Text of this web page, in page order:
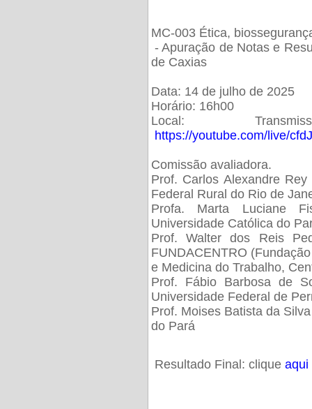
MC-003 Ética,
- Apuração de Notas e
de Caxias
Data: 14 de julho de 2025
Horário: 16h00
Local:
https://youtube.com/live/
Comissão avaliadora.
Prof. Carlos Alexandre
Federal Rural do Rio de
Profa. Marta Luciane
Universidade Católica do
Prof. Walter dos Reis
FUNDACENTRO
e Medicina do Trabalho,
Prof. Fábio Barbosa de
Universidade Federal de
Prof. Moises Batista da
do Pará
Resultado Final: clique aqui